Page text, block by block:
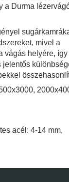
a Durma
mivel a
vágás helyére, így
jelentős
acél: 4-14 mm,